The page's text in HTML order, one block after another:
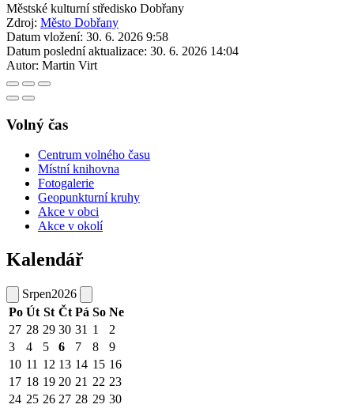
Městské kulturní středisko Dobřany
Zdroj: Město Dobřany
Datum vložení: 30. 6. 2026 9:58
Datum poslední aktualizace: 30. 6. 2026 14:04
Autor: Martin Virt
Volný čas
Centrum volného času
Místní knihovna
Fotogalerie
Geopunkturní kruhy
Akce v obci
Akce v okolí
Kalendář
Srpen2026
Po Út St Čt Pá So Ne
27 28 29 30 31 1
2
3
4 5 6 7 8
9
10 11 12 13 14 15 16
17 18 19 20 21 22 23
24 25 26 27 28 29 30